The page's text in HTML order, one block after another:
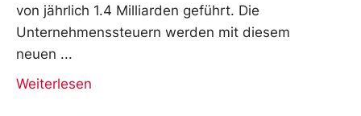
von jährlich 1.4 Milliarden geführt. Die
Unternehmenssteuern werden mit diesem
neuen
Weiterlesen